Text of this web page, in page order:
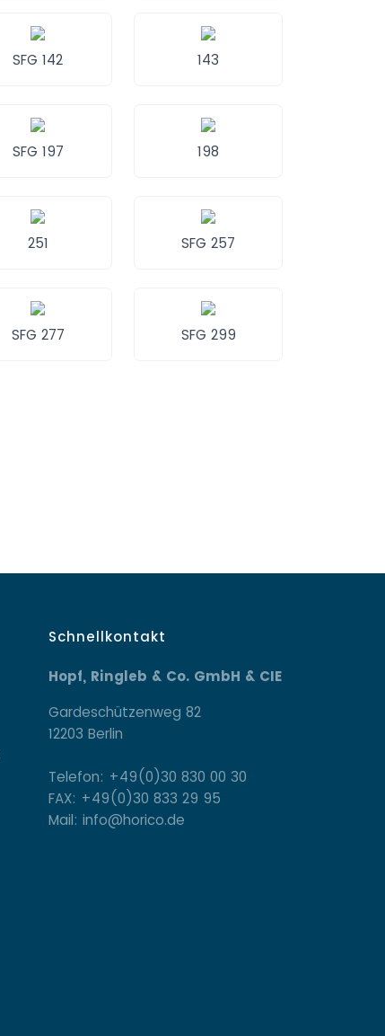
SFG 142 143
SFG 197 198
251 SFG 257
SFG 277 SFG 299
Schnellkontakt
Hopf, Ringleb & Co. GmbH & CIE
Gardeschützenweg 82
12203 Berlin
Telefon: +49(0)30 830 00 30
FAX: +49(0)30 833 29 95
Mail: info@horico.de